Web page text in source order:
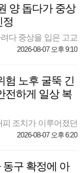
양 돕다가 중상
정
다 중상을 입은 고교
2026-08-07 오후 9:10
험 노후 굴뚝 긴
전하게 일상 복
조치가 이루어졌던
2026-08-07 오후 6:20
구 확정에 아